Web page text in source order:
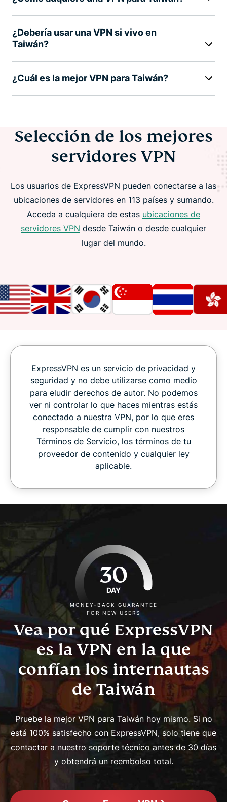
¿Debería usar una VPN si vivo en
Taiwán?
¿Cuál es la mejor VPN para Taiwán?
Selección de los mejores
servidores VPN
Los usuarios de ExpressVPN pueden conectarse a las
ubicaciones de servidores en 113 países y sumando.
Acceda a cualquiera de estas ubicaciones de
servidores VPN desde Taiwán o desde cualquier
lugar del mundo.
ExpressVPN es un servicio de privacidad y
seguridad y no debe utilizarse como medio
para eludir derechos de autor. No podemos
ver ni controlar lo que haces mientras estás
conectado a nuestra VPN, por lo que eres
responsable de cumplir con nuestros
Términos de Servicio, los términos de tu
proveedor de contenido y cualquier ley
aplicable.
30
DAY
MONEY-BACK GUARANTEE
FOR NEW USERS
Vea por qué ExpressVPN
es la VPN en la que
confían los internautas
de Taiwán
Pruebe la mejor VPN para Taiwán hoy mismo. Si no
está 100% satisfecho con ExpressVPN, solo tiene que
contactar a nuestro soporte técnico antes de 30 días
y obtendrá un reembolso total.